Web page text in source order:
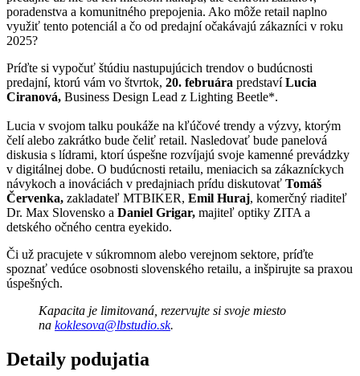
poradenstva a komunitného prepojenia. Ako môže retail naplno
využiť tento potenciál a čo od predajní očakávajú zákazníci v roku
2025?
Príďte si vypočuť štúdiu nastupujúcich trendov o budúcnosti
predajní, ktorú vám vo štvrtok, 20. februára predstavíLucia
Ciranová, Business Design Lead z Lighting Beetle*.
Lucia v svojom talku poukáže na kľúčové trendy a výzvy, ktorým
čelí alebo zakrátko bude čeliť retail. Nasledovať bude panelová
diskusia s lídrami, ktorí úspešne rozvíjajú svoje kamenné prevádzky
v digitálnej dobe. O budúcnosti retailu, meniacich sa zákazníckych
návykoch a inováciách v predajniach prídu diskutovať Tomáš
Červenka, zakladateľ MTBIKER, Emil Huraj, komerčný riaditeľ
Dr. Max Slovensko a Daniel Grigar, majiteľ optiky ZITA a
detského očného centra eyekido.
Či už pracujete v súkromnom alebo verejnom sektore, príďte
spoznať vedúce osobnosti slovenského retailu, a inšpirujte sa praxou
úspešných.
Kapacita je limitovaná, rezervujte si svoje miesto
na koklesova@lbstudio.sk.
Detaily podujatia